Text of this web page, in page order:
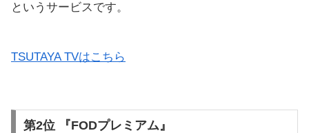
というサービスです。
TSUTAYA TVはこちら
第2位 『FODプレミアム』